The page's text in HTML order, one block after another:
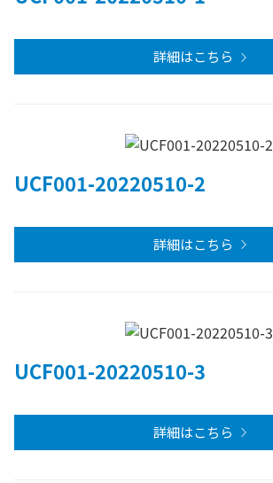
詳細はこちら
UCF001-20220510-2
詳細はこちら
UCF001-20220510-3
詳細はこちら